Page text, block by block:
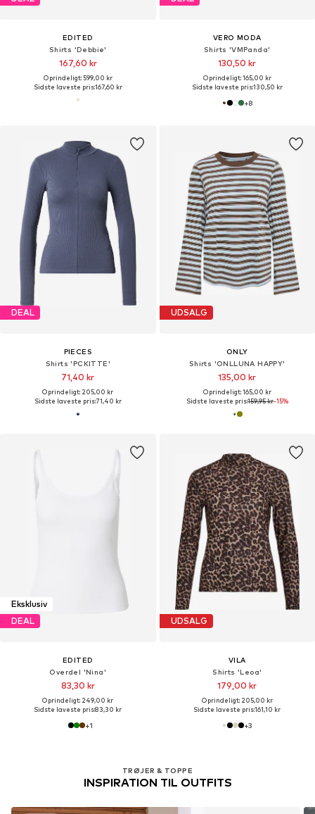
EDITED
Shirts 'Debbie'
167,60 kr
Oprindeligt: 599,00 kr
Sidste laveste pris:167,60 kr
VERO MODA
Shirts 'VMPanda'
130,50 kr
Oprindeligt: 165,00 kr
Sidste laveste pris:130,50 kr
+8
DEAL
PIECES
Shirts 'PCKITTE'
71,40 kr
Oprindeligt: 205,00 kr
Sidste laveste pris:71,40 kr
UDSALG
ONLY
Shirts 'ONLLUNA HAPPY'
135,00 kr
Oprindeligt: 165,00 kr
Sidste laveste pris:159,95 kr-15%
Eksklusiv
DEAL
EDITED
Overdel 'Nina'
83,30 kr
Oprindeligt: 249,00 kr
Sidste laveste pris:83,30 kr
+1
UDSALG
VILA
Shirts 'Leoa'
179,00 kr
Oprindeligt: 205,00 kr
Sidste laveste pris:161,10 kr
+3
TRØJER & TOPPE
INSPIRATION TIL OUTFITS